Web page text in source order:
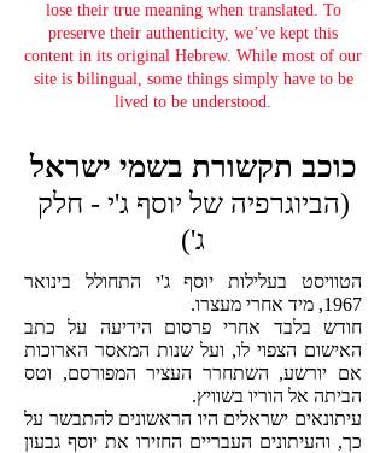
lose their true meaning when translated. To
preserve their authenticity, we’ve kept this
content in its original Hebrew. While most of our
site is bilingual, some things simply have to be
lived to be understood.
כוכב תקשורת בשמי ישראל
(הביוגרפיה של יוסף ג'י - חלק
ג')
הטוויסט בעלילות יוסף ג'י התחולל בינואר
1967, מיד אחרי מעצרו.
חודש בלבד אחרי פרסום הידיעה על כתב
האישום הצפוי לו, ועל שנות המאסר הארוכות
אם יורשע, השתחרר העציר המפורסם, וטס
הביתה אל הוריו בשוויץ.
עיתונאים ישראלים היו הראשונים להתבשר על
כך, והעיתונים העבריים החזירו את יוסף גבעון